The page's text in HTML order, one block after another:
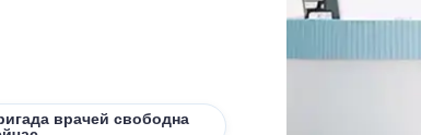
врачей свободна